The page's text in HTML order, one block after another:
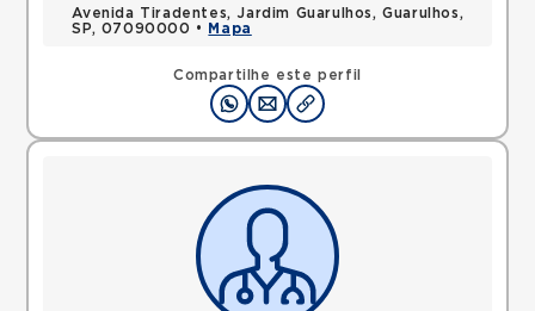
Compartilhe este perfil
Avenida Tiradentes, Jardim Guarulhos, Guarulhos,
SP, 07090000 •
Mapa